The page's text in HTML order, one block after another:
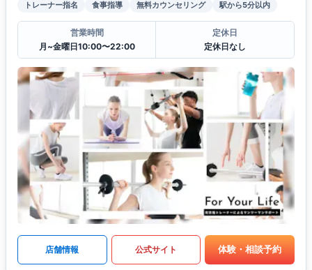
トレーナー指名
食事指導 無料カウンセリング 駅から5分以内
営業時間
月~金曜日10:00〜22:00
定休日
定休日なし
店舗情報 公式サイト 体験・相談予約